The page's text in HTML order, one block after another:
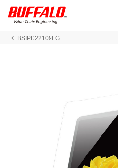
BSIPD22109FG